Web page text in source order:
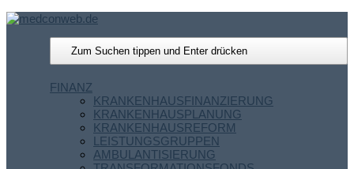
FINANZ
KRANKENHAUSFINANZIERUNG
KRANKENHAUSPLANUNG
KRANKENHAUSREFORM
LEISTUNGSGRUPPEN
AMBULANTISIERUNG